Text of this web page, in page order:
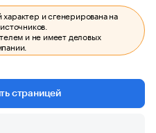
и сгенерирована на
и не имеет деловых
страницей